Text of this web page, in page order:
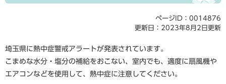
ページID：0014876
更新日：2023年8月2日更新
埼玉県に熱中症警戒アラートが発表されています。
こまめな水分・塩分の補給をおこない、室内でも、適度に扇風機や
エアコンなどを使用して、熱中症に注意してください。